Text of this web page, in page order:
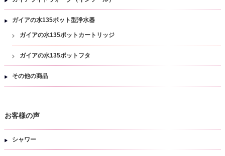
ガイアの水135ポット型浄水器
ガイアの水135ポットカートリッジ
ガイアの水135ポットフタ
その他の商品
お客様の声
シャワー